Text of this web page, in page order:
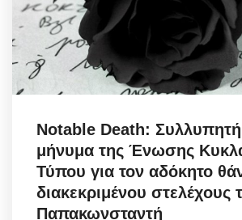
Notable Death:
μήνυμα της Ένωσης
Τύπου για τον αδόκητο
διακεκριμένου στελέχους
Παπακωνσταντή